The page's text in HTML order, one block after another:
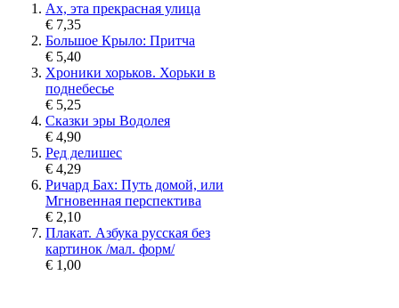
Ах, эта прекрасная улица
€ 7,35
Большое Крыло: Притча
€ 5,40
Хроники хорьков. Хорьки в
поднебесье
€ 5,25
Сказки эры Водолея
€ 4,90
Ред делишес
€ 4,29
Ричард Бах: Путь домой, или
Мгновенная перспектива
€ 2,10
Плакат. Азбука русская без
картинок /мал. форм/
€ 1,00